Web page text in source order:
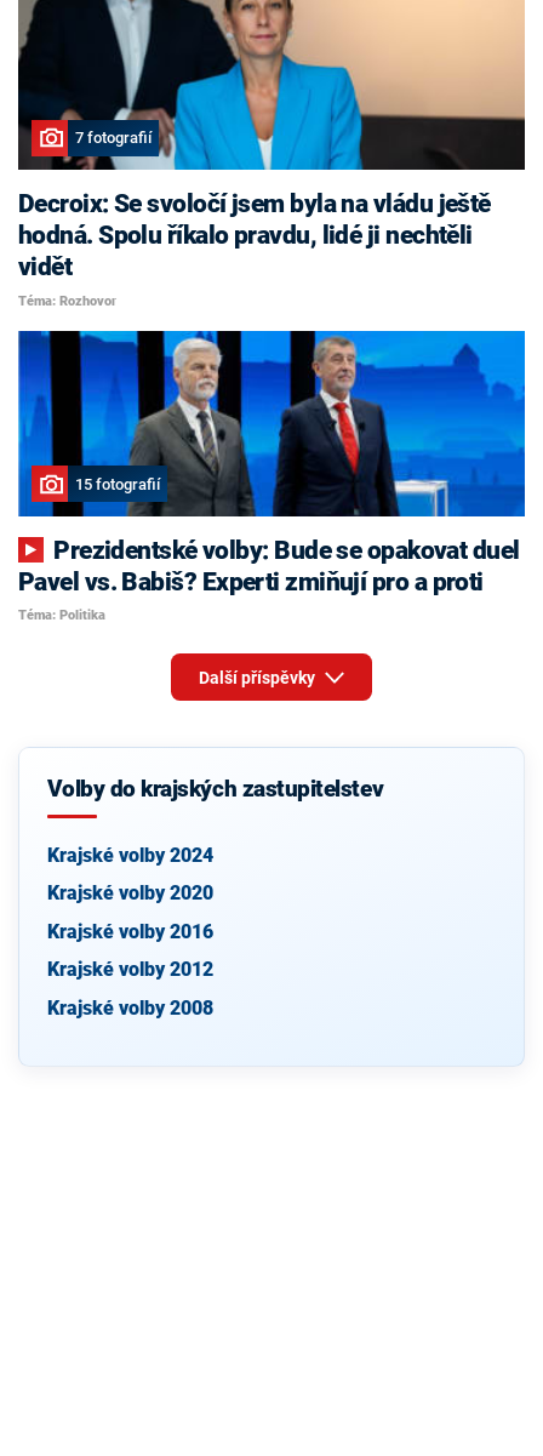
7 fotografií
Decroix: Se svoločí jsem byla na vládu ještě
hodná. Spolu říkalo pravdu, lidé ji nechtěli
vidět
Téma: Rozhovor
15 fotografií
Pavel vs. Babiš? Experti zmiňují pro a proti
Téma: Politika
Další příspěvky
Volby do krajských zastupitelstev
Krajské volby 2024
Krajské volby 2020
Krajské volby 2016
Krajské volby 2012
Krajské volby 2008